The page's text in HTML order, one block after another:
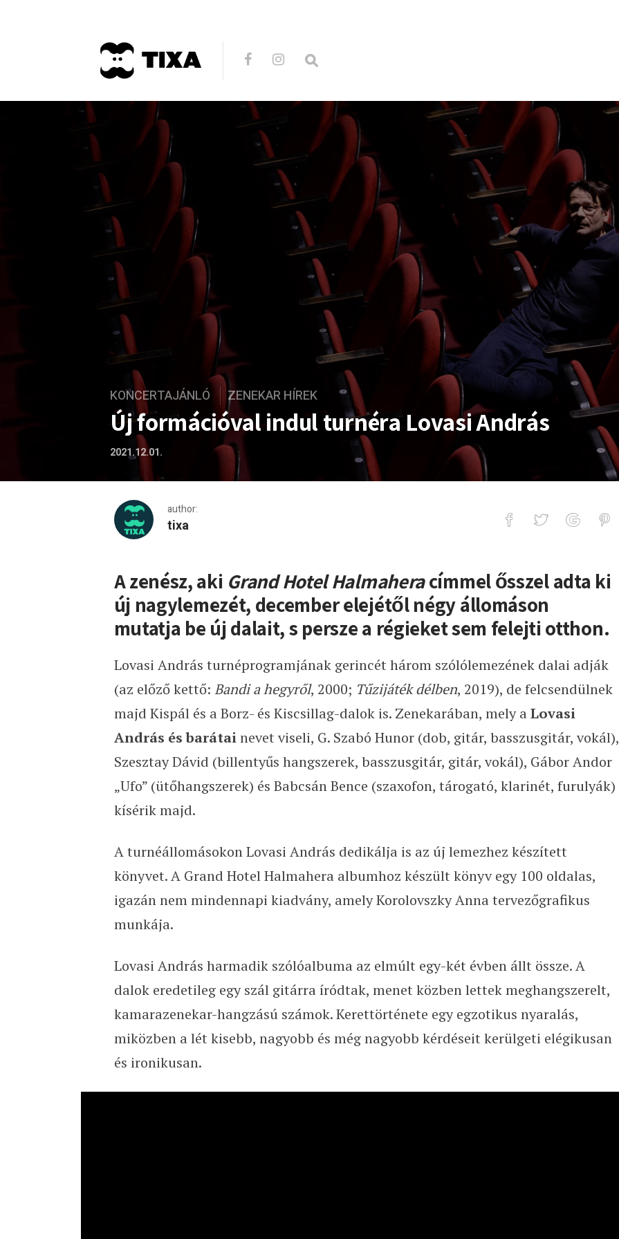
KONCERTAJÁNLÓ ZENEKAR HÍREK
Új formációval indul turnéra Lovasi András
2021.12.01.
author:
tixa
Új formációval indul turnéra Lovasi András
A zenész, aki Grand Hotel Halmaheracímmel ősszel adta ki
új nagylemezét, december elejétől négy állomáson
mutatja be új dalait, s persze a régieket sem felejti otthon.
Lovasi András turnéprogramjának gerincét három szólólemezének dalai adják
(az előző kettő: Bandi a hegyről, 2000; Tűzijáték délben, 2019), de felcsendülnek
majd Kispál és a Borz- és Kiscsillag-dalok is. Zenekarában, mely a Lovasi
András és barátainevet viseli, G. Szabó Hunor (dob, gitár, basszusgitár, vokál),
Szesztay Dávid (billentyűs hangszerek, basszusgitár, gitár, vokál), Gábor Andor
„Ufo” (ütőhangszerek) és Babcsán Bence (szaxofon, tárogató, klarinét, furulyák)
kísérik majd.
A turnéállomásokon Lovasi András dedikálja is az új lemezhez készített
könyvet. A Grand Hotel Halmahera albumhoz készült könyv egy 100 oldalas,
igazán nem mindennapi kiadvány, amely Korolovszky Anna tervezőgrafikus
munkája.
Lovasi András harmadik szólóalbuma az elmúlt egy-két évben állt össze. A
dalok eredetileg egy szál gitárra íródtak, menet közben lettek meghangszerelt,
kamarazenekar-hangzású számok. Kerettörténete egy egzotikus nyaralás,
miközben a lét kisebb, nagyobb és még nagyobb kérdéseit kerülgeti elégikusan
és ironikusan.